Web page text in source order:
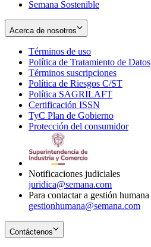
Semana Sostenible
Acerca de nosotros
Términos de uso
in
new
window
Política de Tratamiento de Datos
Términos suscripciones
in
Política de Riesgos C/ST
Política SAGRILAFT
new
window
Certificación ISSN
in
new
TyC Plan de Gobierno
in
Protección del consumidorOpens
Notificaciones judiciales
juridica@semana.com
Para contactar a gestión humana
gestionhumana@semana.com
Contáctenos